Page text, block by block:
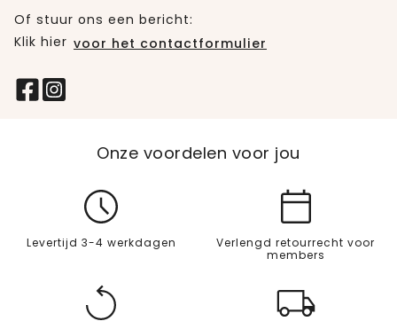
Of stuur ons een bericht:
Klik hier voor het contactformulier
Onze voordelen voor jou
Levertijd 3-4 werkdagen
Verlengd retourrecht voor
members